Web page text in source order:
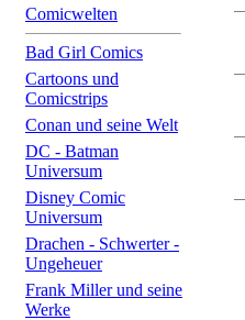
Comicwelten
Bad Girl Comics
Cartoons und
Comicstrips
Conan und seine Welt
DC - Batman
Universum
Disney Comic
Universum
Drachen - Schwerter -
Ungeheuer
Frank Miller und seine
Werke